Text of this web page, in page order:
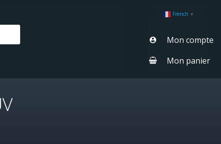
French ▼
Mon compte
Mon panier